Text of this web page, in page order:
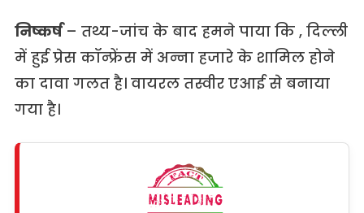
निष्कर्ष– तथ्य-जांच के बाद हमने पाया कि , दिल्ली
में हुई प्रेस कॉन्फ्रेंस में अन्ना हजारे के शामिल होने
का दावा गलत है। वायरल तस्वीर एआई से बनाया
गया है।